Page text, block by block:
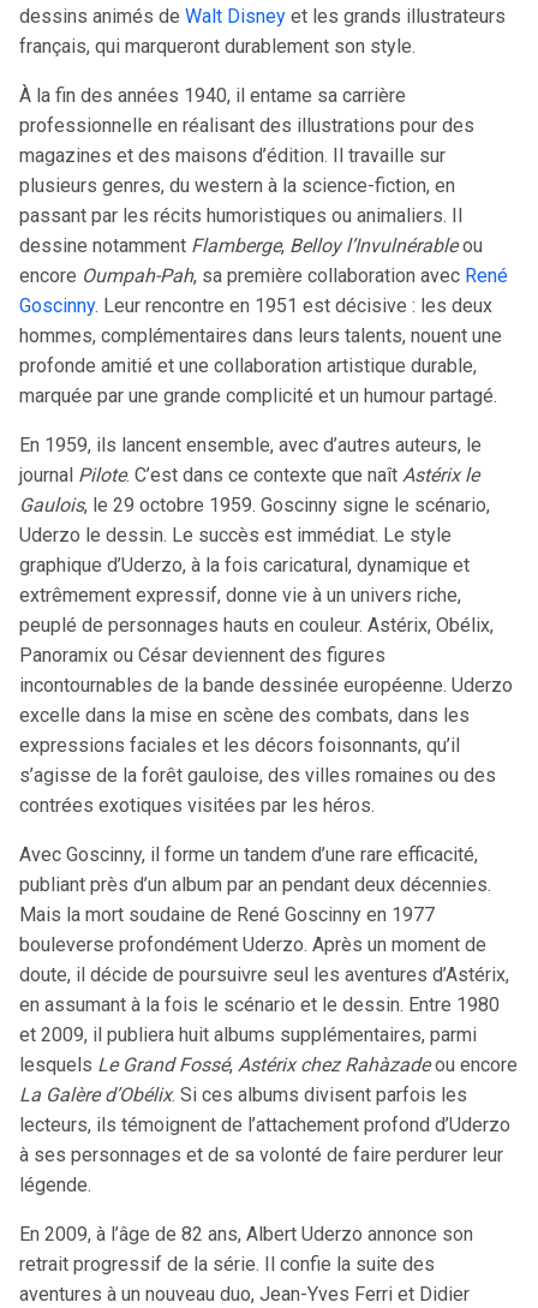
dessins animés de Walt Disney et les grands illustrateurs
français, qui marqueront durablement son style.
À la fin des années 1940, il entame sa carrière
professionnelle en réalisant des illustrations pour des
magazines et des maisons d’édition. Il travaille sur
plusieurs genres, du western à la science-fiction, en
passant par les récits humoristiques ou animaliers. Il
dessine notamment Flamberge, Belloy l’Invulnérableou
encore Oumpah-Pah, sa première collaboration avec René
Goscinny. Leur rencontre en 1951 est décisive : les deux
hommes, complémentaires dans leurs talents, nouent une
profonde amitié et une collaboration artistique durable,
marquée par une grande complicité et un humour partagé.
En 1959, ils lancent ensemble, avec d’autres auteurs, le
journal Pilote. C’est dans ce contexte que naît Astérix le
Gaulois, le 29 octobre 1959. Goscinny signe le scénario,
Uderzo le dessin. Le succès est immédiat. Le style
graphique d’Uderzo, à la fois caricatural, dynamique et
extrêmement expressif, donne vie à un univers riche,
peuplé de personnages hauts en couleur. Astérix, Obélix,
Panoramix ou César deviennent des figures
incontournables de la bande dessinée européenne. Uderzo
excelle dans la mise en scène des combats, dans les
expressions faciales et les décors foisonnants, qu’il
s’agisse de la forêt gauloise, des villes romaines ou des
contrées exotiques visitées par les héros.
Avec Goscinny, il forme un tandem d’une rare efficacité,
publiant près d’un album par an pendant deux décennies.
Mais la mort soudaine de René Goscinny en 1977
bouleverse profondément Uderzo. Après un moment de
doute, il décide de poursuivre seul les aventures d’Astérix,
en assumant à la fois le scénario et le dessin. Entre 1980
et 2009, il publiera huit albums supplémentaires, parmi
lesquels Le Grand Fossé, Astérix chez Rahàzadeou encore
La Galère d’Obélix. Si ces albums divisent parfois les
lecteurs, ils témoignent de l’attachement profond d’Uderzo
à ses personnages et de sa volonté de faire perdurer leur
légende.
En 2009, à l’âge de 82 ans, Albert Uderzo annonce son
retrait progressif de la série. Il confie la suite des
aventures à un nouveau duo, Jean-Yves Ferri et Didier